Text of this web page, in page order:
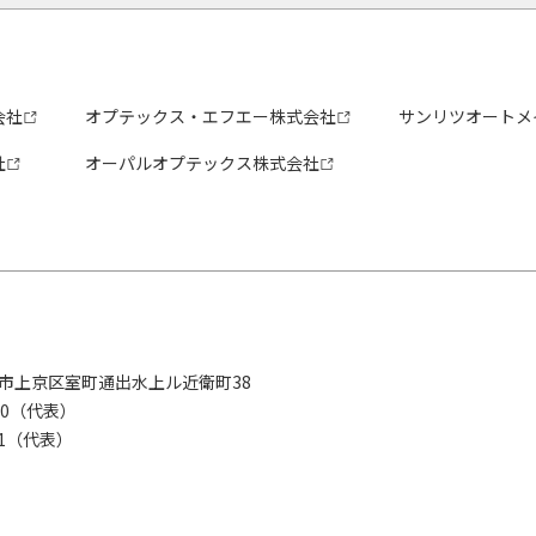
社 オプテックス・エフエー株式会社
サンリツオート
オーパルオプテックス株式会社
京区室町通出水上ル近衛町38
代表）
代表）